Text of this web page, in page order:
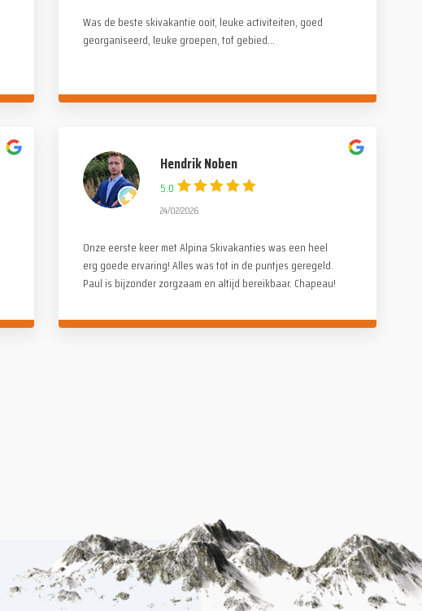
Was de beste skivakantie ooit, leuke activiteiten, goed
georganiseerd, leuke groepen, tof gebied...
Hendrik Noben
5.0
24/02/2026
Onze eerste keer met Alpina Skivakanties was een heel
erg goede ervaring! Alles was tot in de puntjes geregeld.
Paul is bijzonder zorgzaam en altijd bereikbaar. Chapeau!
kinderen als volwassenen. Op en naast de piste